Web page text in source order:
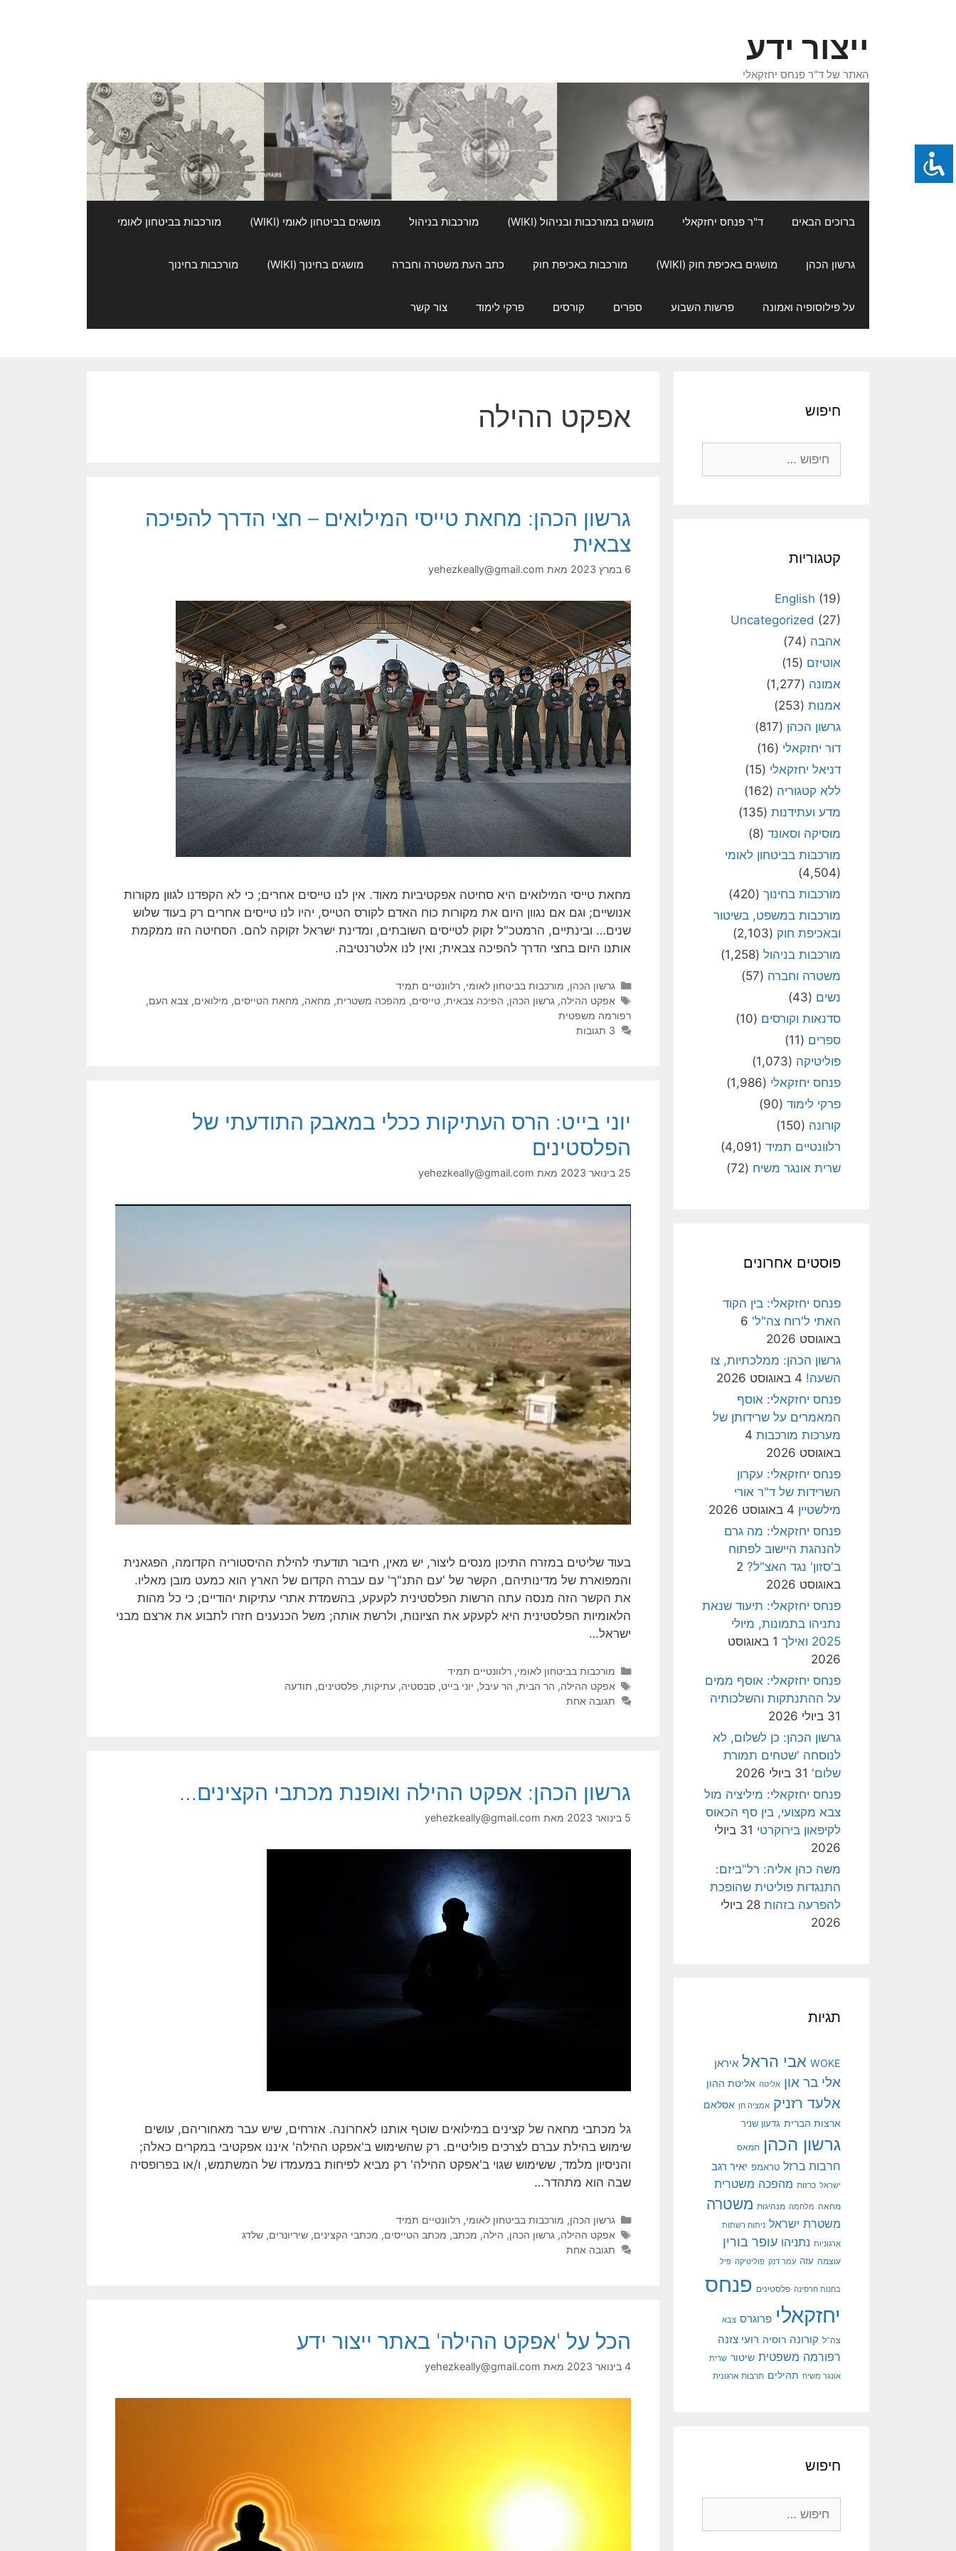
ייצור ידע
האתר של ד"ר פנחס יחזקאלי
ברוכים הבאים ד"ר פנחס יחזקאלי מושגים במורכבות ובניהול (WIKI) מורכבות בניהול מושגים בביטחון לאומי (WIKI) מורכבות בביטחון לאומי
גרשון הכהן מושגים באכיפת חוק (WIKI) מורכבות באכיפת חוק כתב העת משטרה וחברה מושגים בחינוך (WIKI) מורכבות בחינוך
על פילוסופיה ואמונה פרשות השבוע ספרים קורסים פרקי לימוד צור קשר
אפקט ההילה
גרשון הכהן: מחאת טייסי המילואים – חצי הדרך להפיכה
צבאית
6 במרץ 2023 מאת yehezkeally@gmail.com
מחאת טייסי המילואים היא סחיטה אפקטיביות מאוד. אין לנו טייסים אחרים; כי לא הקפדנו לגוון מקורות
אנושיים; וגם אם נגוון היום את מקורות כוח האדם לקורס הטייס, יהיו לנו טייסים אחרים רק בעוד שלוש
שנים… ובינתיים, הרמטכ"ל זקוק לטייסים השובתים, ומדינת ישראל זקוקה להם. הסחיטה הזו ממקמת
אותנו היום בחצי הדרך להפיכה צבאית; ואין לנו אלטרנטיבה.
קטגוריות
גרשון הכהן, מורכבות בביטחון לאומי, רלוונטיים תמיד
תגיות
אפקט ההילה, גרשון הכהן, הפיכה צבאית, טייסים, מהפכה משטרית, מחאה, מחאת הטייסים, מילואים, צבא העם,
רפורמה משפטית
3 תגובות
יוני בייט: הרס העתיקות ככלי במאבק התודעתי של
הפלסטינים
25 בינואר 2023 מאת yehezkeally@gmail.com
בעוד שליטים במזרח התיכון מנסים ליצור, יש מאין, חיבור תודעתי להילת ההיסטוריה הקדומה, הפגאנית
והמפוארת של מדינותיהם, הקשר של 'עם התנ"ך' עם עברה הקדום של הארץ הוא כמעט מובן מאליו.
את הקשר הזה מנסה עתה הרשות הפלסטינית לקעקע, בהשמדת אתרי עתיקות יהודיים; כי כל מהות
הלאומיות הפלסטינית היא לקעקע את הציונות, ולרשת אותה; משל הכנענים חזרו לתבוע את ארצם מבני
ישראל…
קטגוריות
מורכבות בביטחון לאומי, רלוונטיים תמיד
תגיות
אפקט ההילה, הר הבית, הר עיבל, יוני בייט, סבסטיה, עתיקות, פלסטינים, תודעה
תגובה אחת
גרשון הכהן: אפקט ההילה ואופנת מכתבי הקצינים…
5 בינואר 2023 מאת yehezkeally@gmail.com
גל מכתבי מחאה של קצינים במילואים שוטף אותנו לאחרונה. אזרחים, שיש עבר מאחוריהם, עושים
שימוש בהילת עברם לצרכים פוליטיים. רק שהשימוש ב'אפקט ההילה' איננו אפקטיבי במקרים כאלה;
והניסיון מלמד, ששימוש שגוי ב'אפקט ההילה' רק מביא לפיחות במעמדו של המשתמש, ו/או בפרופסיה
שבה הוא מתהדר…
קטגוריות
גרשון הכהן, מורכבות בביטחון לאומי, רלוונטיים תמיד
תגיות
אפקט ההילה, גרשון הכהן, הילה, מכתב, מכתב הטייסים, מכתבי הקצינים, שיריונרים, שלדג
תגובה אחת
הכל על 'אפקט ההילה' באתר ייצור ידע
4 בינואר 2023 מאת yehezkeally@gmail.com
חיפוש
קטגוריות
English (19)
Uncategorized (27)
אהבה (74)
אוטיזם (15)
אמונה (1,277)
אמנות (253)
גרשון הכהן (817)
דור יחזקאלי (16)
דניאל יחזקאלי (15)
ללא קטגוריה (162)
מדע ועתידנות (135)
מוסיקה וסאונד (8)
מורכבות בביטחון לאומי
(4,504)
מורכבות בחינוך (420)
מורכבות במשפט, בשיטור
ובאכיפת חוק (2,103)
מורכבות בניהול (1,258)
משטרה וחברה (57)
נשים (43)
סדנאות וקורסים (10)
ספרים (11)
פוליטיקה (1,073)
פנחס יחזקאלי (1,986)
פרקי לימוד (90)
קורונה (150)
רלוונטיים תמיד (4,091)
שרית אונגר משיח (72)
פוסטים אחרונים
פנחס יחזקאלי: בין הקוד
האתי ל'רוח צה"ל' 6
באוגוסט 2026
גרשון הכהן: ממלכתיות, צו
השעה! 4 באוגוסט 2026
פנחס יחזקאלי: אוסף
המאמרים על שרידותן של
מערכות מורכבות 4
באוגוסט 2026
פנחס יחזקאלי: עקרון
השרידות של ד"ר אורי
מילשטיין 4 באוגוסט 2026
פנחס יחזקאלי: מה גרם
להנהגת היישוב לפתוח
ב'סזון' נגד האצ"ל? 2
באוגוסט 2026
פנחס יחזקאלי: תיעוד שנאת
נתניהו בתמונות, מיולי
2025 ואילך
1 באוגוסט
2026
פנחס יחזקאלי: אוסף ממים
על ההתנתקות והשלכותיה
31 ביולי 2026
גרשון הכהן: כן לשלום, לא
לנוסחה 'שטחים תמורת
שלום' 31 ביולי 2026
פנחס יחזקאלי: מיליציה מול
צבא מקצועי, בין סף הכאוס
לקיפאון בירוקרטי
31 ביולי
2026
משה כהן אליה: רל"ביזם:
התנגדות פוליטית שהופכת
להפרעה בזהות
28 ביולי
2026
תגיות
WOKE אבי הראל איראן
אלי בר און אליטה אליטת ההון
אלעד רזניק אמציה חן אסלאם
ארצות הברית גדעון שניר
גרשון הכהן חמאס
חרבות ברזל טראמפ יאיר רגב
ישראל כרזות מהפכה משטרית
מחאה מלחמה מנהיגות משטרה
משטרת ישראל ניתוח רשתות
ארגוניות נתניהו עופר בורין
עוצמה עזה עמר דנק פוליטיקה פיל
בחנות חרסינה פלסטינים פנחס
יחזקאלי פרוגרס צבא
צה"ל קורונה רוסיה רועי צזנה
רפורמה משפטית שיטור שרית
אונגר משיח תהילים תרבות ארגונית
חיפוש